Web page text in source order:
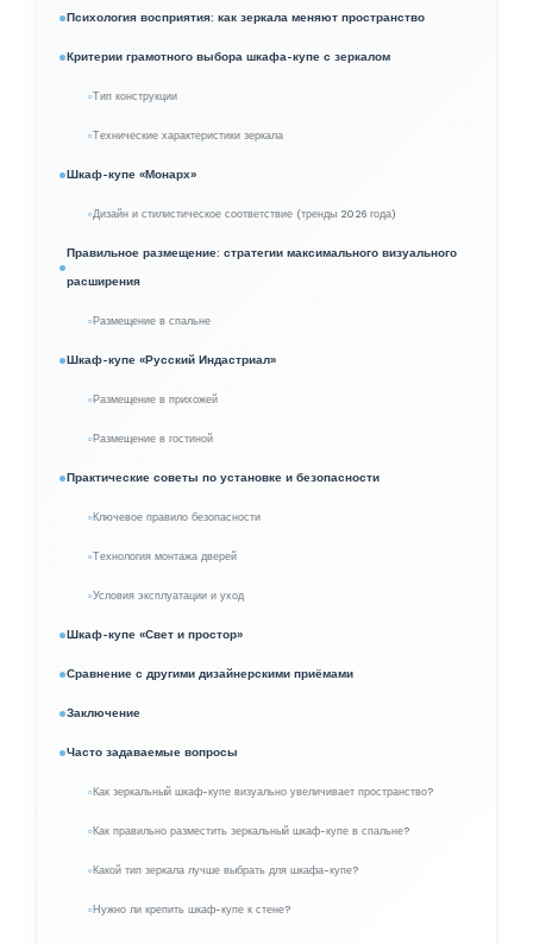
Психология восприятия: как зеркала меняют пространство
Критерии грамотного выбора шкафа-купе с зеркалом
Тип конструкции
Технические характеристики зеркала
Шкаф-купе «Монарх»
Дизайн и стилистическое соответствие (тренды 2026 года)
Правильное размещение: стратегии максимального визуального
расширения
Размещение в спальне
Шкаф-купе «Русский Индастриал»
Размещение в прихожей
Размещение в гостиной
Практические советы по установке и безопасности
Ключевое правило безопасности
Технология монтажа дверей
Условия эксплуатации и уход
Шкаф-купе «Свет и простор»
Сравнение с другими дизайнерскими приёмами
Заключение
Часто задаваемые вопросы
Как зеркальный шкаф-купе визуально увеличивает пространство?
Как правильно разместить зеркальный шкаф-купе в спальне?
Какой тип зеркала лучше выбрать для шкафа-купе?
Нужно ли крепить шкаф-купе к стене?